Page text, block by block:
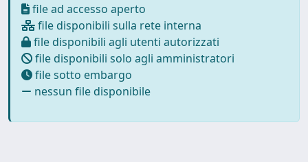
file ad accesso aperto
file disponibili sulla rete interna
file disponibili agli utenti autorizzati
file disponibili solo agli amministratori
file sotto embargo
nessun file disponibile